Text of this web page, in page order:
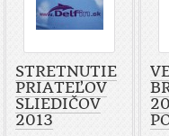
STRETNUTIE
PRIATEĽOV
SLIEDIČOV
2013